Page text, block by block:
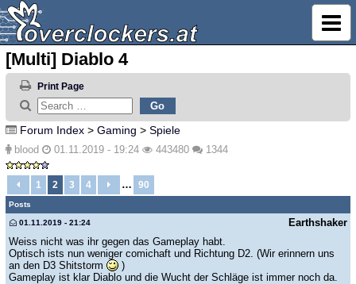
[Multi] Diablo 4
Print Page
Forum Index > Gaming > Spiele
blood 01.11.2019 - 19:24 443480 1344
1 2 3 4 … 90
Posts
Earthshaker
01.11.2019 - 21:24
Weiss nicht was ihr gegen das Gameplay habt.
Optisch ists nun weniger comichaft und Richtung D2. (Wir erinnern uns
an den D3 Shitstorm
)
Gameplay ist klar Diablo und die Wucht der Schläge ist immer noch da.